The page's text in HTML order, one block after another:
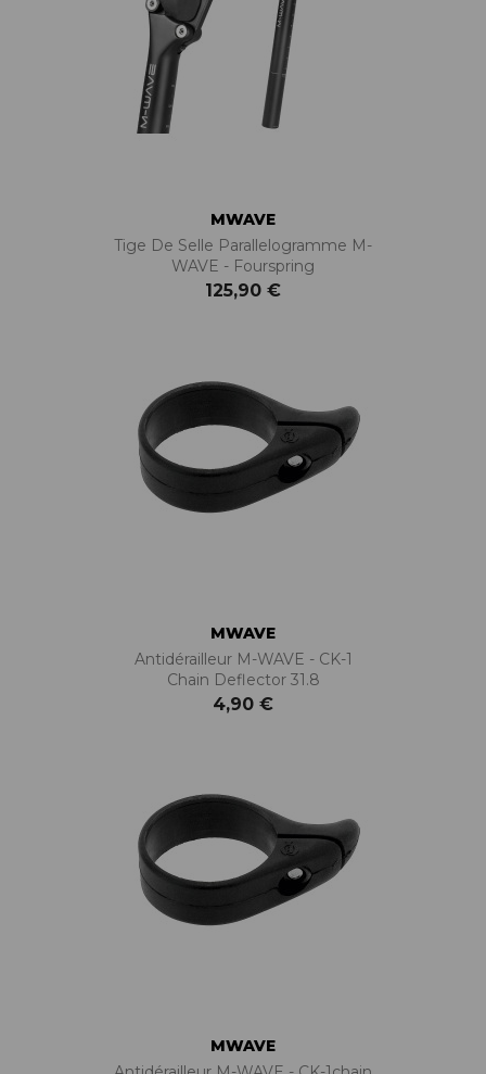
MWAVE
Tige De Selle Parallelogramme M-
WAVE - Fourspring
125,90 €
MWAVE
Antidérailleur M-WAVE - CK-1
Chain Deflector 31.8
4,90 €
MWAVE